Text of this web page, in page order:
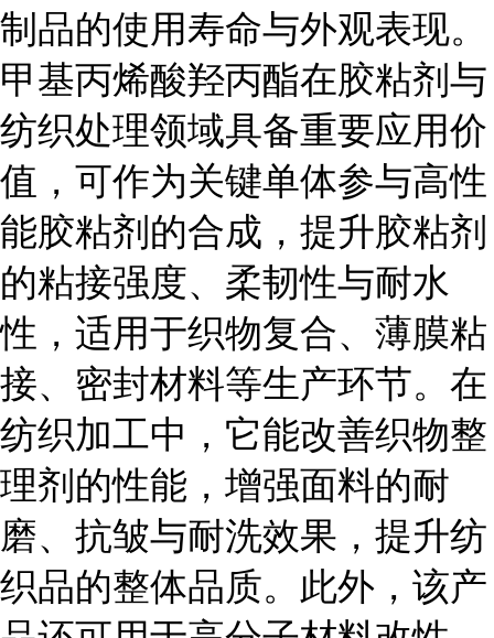
制品的使用寿命与外观表现。
甲基丙烯酸羟丙酯在胶粘剂与
纺织处理领域具备重要应用价
值，可作为关键单体参与高性
能胶粘剂的合成，提升胶粘剂
的粘接强度、柔韧性与耐水
性，适用于织物复合、薄膜粘
接、密封材料等生产环节。在
纺织加工中，它能改善织物整
理剂的性能，增强面料的耐
磨、抗皱与耐洗效果，提升纺
织品的整体品质。此外，该产